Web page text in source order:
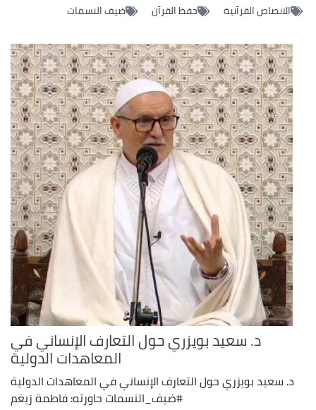
الانصاص القرآنية حفظ القرآن ضيف النسمات
د. سعيد بويزري حول التعارف الإنساني في
المعاهدات الدولية
د. سعيد بويزري حول التعارف الإنساني في المعاهدات الدولية
#ضيف_النسمات حاورته: فاطمة زيغم